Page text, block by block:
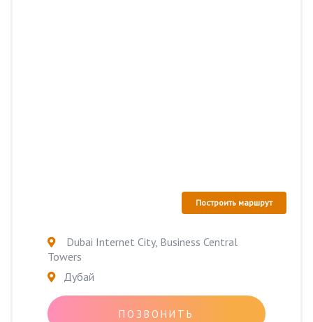
Построить маршрут
Dubai Internet City, Business Central
Towers
Дубай
ПОЗВОНИТЬ